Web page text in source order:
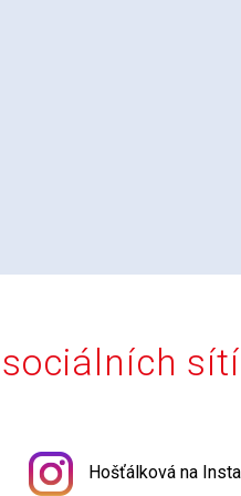
Hošťálková na